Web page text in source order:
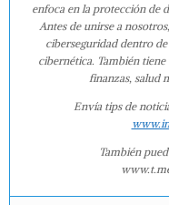
enfoca en la protección de
Antes de unirse a
ciberseguridad dentro
cibernética. También
finanzas, salud
Envía tips de
También